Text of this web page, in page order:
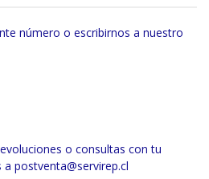
número o escribirnos a nuestro
o consultas con tu
postventa@servirep.cl